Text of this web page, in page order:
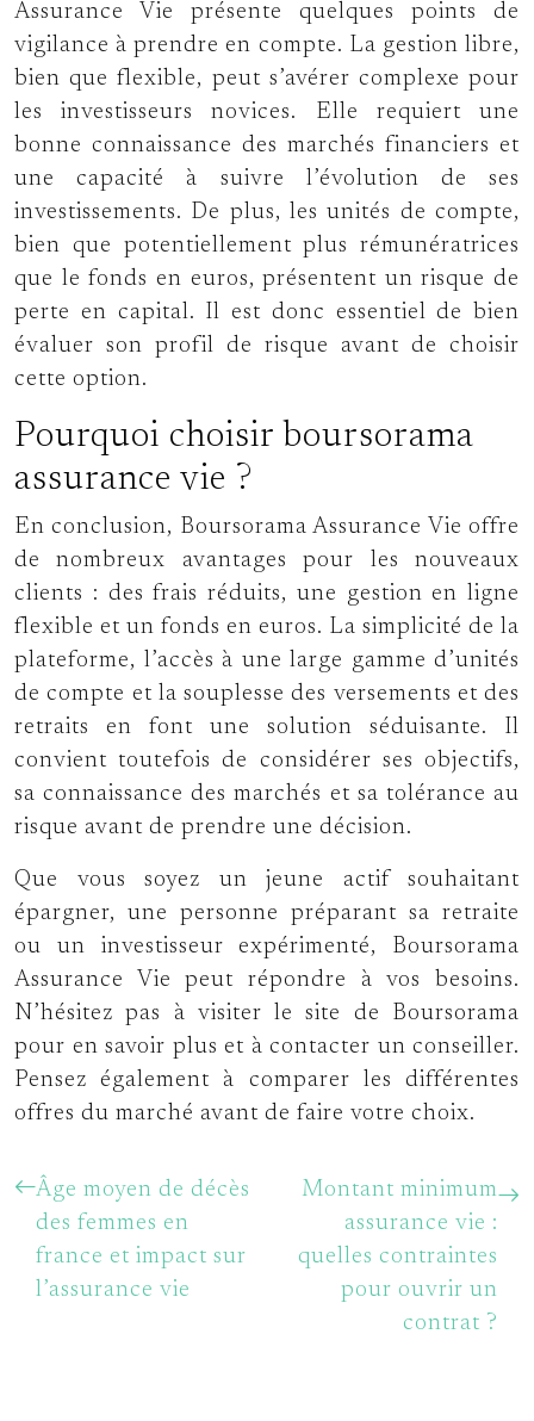
Assurance Vie présente quelques points de
vigilance à prendre en compte. La gestion libre,
bien que flexible, peut s’avérer complexe pour
les investisseurs novices. Elle requiert une
bonne connaissance des marchés financiers et
une capacité à suivre l’évolution de ses
investissements. De plus, les unités de compte,
bien que potentiellement plus rémunératrices
que le fonds en euros, présentent un risque de
perte en capital. Il est donc essentiel de bien
évaluer son profil de risque avant de choisir
cette option.
Pourquoi choisir boursorama
assurance vie ?
En conclusion, Boursorama Assurance Vie offre
de nombreux avantages pour les nouveaux
clients : des frais réduits, une gestion en ligne
flexible et un fonds en euros. La simplicité de la
plateforme, l’accès à une large gamme d’unités
de compte et la souplesse des versements et des
retraits en font une solution séduisante. Il
convient toutefois de considérer ses objectifs,
sa connaissance des marchés et sa tolérance au
risque avant de prendre une décision.
Que vous soyez un jeune actif souhaitant
épargner, une personne préparant sa retraite
ou un investisseur expérimenté, Boursorama
Assurance Vie peut répondre à vos besoins.
N’hésitez pas à visiter le site de Boursorama
pour en savoir plus et à contacter un conseiller.
Pensez également à comparer les différentes
offres du marché avant de faire votre choix.
Âge moyen de décès
des femmes en
france et impact sur
l’assurance vie
Montant minimum
assurance vie :
quelles contraintes
pour ouvrir un
contrat ?